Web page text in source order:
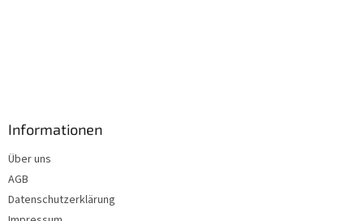
Informationen
Über uns
AGB
Datenschutzerklärung